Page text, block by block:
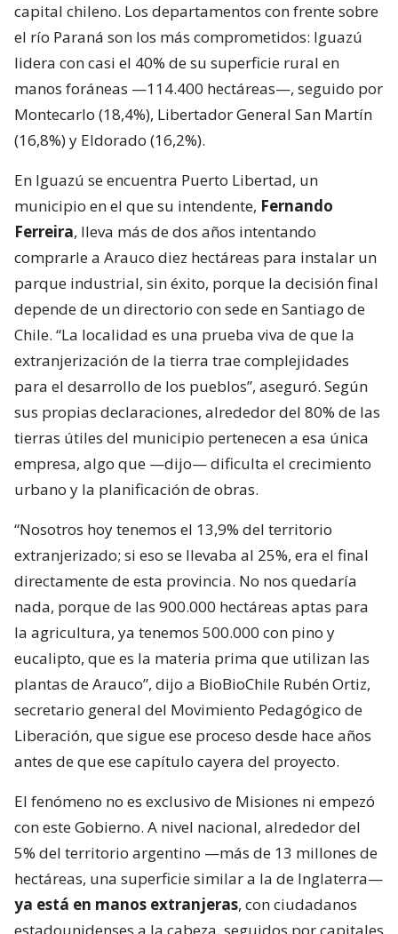
capital chileno. Los departamentos con frente sobre
el río Paraná son los más comprometidos: Iguazú
lidera con casi el 40% de su superficie rural en
manos foráneas —114.400 hectáreas—, seguido por
Montecarlo (18,4%), Libertador General San Martín
(16,8%) y Eldorado (16,2%).
En Iguazú se encuentra Puerto Libertad, un
municipio en el que su intendente, Fernando
Ferreira, lleva más de dos años intentando
comprarle a Arauco diez hectáreas para instalar un
parque industrial, sin éxito, porque la decisión final
depende de un directorio con sede en Santiago de
Chile. “La localidad es una prueba viva de que la
extranjerización de la tierra trae complejidades
para el desarrollo de los pueblos”, aseguró. Según
sus propias declaraciones, alrededor del 80% de las
tierras útiles del municipio pertenecen a esa única
empresa, algo que —dijo— dificulta el crecimiento
urbano y la planificación de obras.
“Nosotros hoy tenemos el 13,9% del territorio
extranjerizado; si eso se llevaba al 25%, era el final
directamente de esta provincia. No nos quedaría
nada, porque de las 900.000 hectáreas aptas para
la agricultura, ya tenemos 500.000 con pino y
eucalipto, que es la materia prima que utilizan las
plantas de Arauco”, dijo a BioBioChile Rubén Ortiz,
secretario general del Movimiento Pedagógico de
Liberación, que sigue ese proceso desde hace años
antes de que ese capítulo cayera del proyecto.
El fenómeno no es exclusivo de Misiones ni empezó
con este Gobierno. A nivel nacional, alrededor del
5% del territorio argentino —más de 13 millones de
hectáreas, una superficie similar a la de Inglaterra—
ya está en manos extranjeras, con ciudadanos